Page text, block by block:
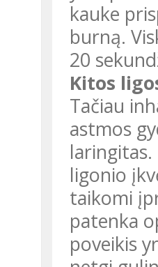
kauke
burną.
20
Kitos
Tačiau
astmos
ligonio
taikomi
patenka
poveikis